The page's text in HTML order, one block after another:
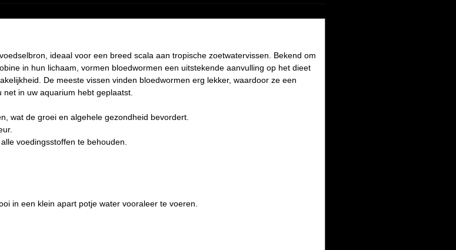
ideaal voor een breed scala aan tropische zoetwatervissen. Bekend om
in hun lichaam, vormen bloedwormen een uitstekende aanvulling op het dieet
De meeste vissen vinden bloedwormen erg lekker, waardoor ze een
in uw aquarium hebt geplaatst.
wat de groei en algehele gezondheid bevordert.
voedingsstoffen te behouden.
in een klein apart potje water vooraleer te voeren.